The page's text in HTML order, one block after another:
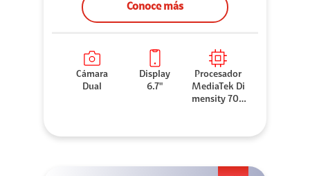
Conoce más
Cámara
Dual
Display
6.7"
Procesador
MediaTek Di
mensity 706